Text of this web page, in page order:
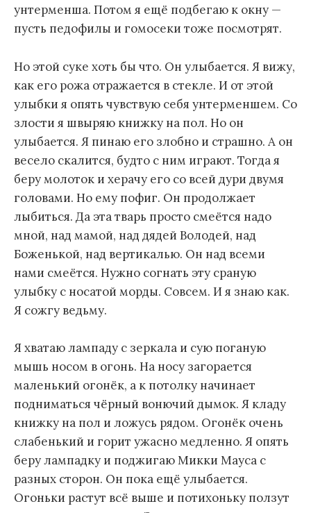
унтерменша. Потом я ещё подбегаю к окну —
пусть педофилы и гомосеки тоже посмотрят.
Но этой суке хоть бы что. Он улыбается. Я вижу,
как его рожа отражается в стекле. И от этой
улыбки я опять чувствую себя унтерменшем. Со
злости я швыряю книжку на пол. Но он
улыбается. Я пинаю его злобно и страшно. А он
весело скалится, будто с ним играют. Тогда я
беру молоток и херачу его со всей дури двумя
головами. Но ему пофиг. Он продолжает
лыбиться. Да эта тварь просто смеётся надо
мной, над мамой, над дядей Володей, над
Боженькой, над вертикалью. Он над всеми
нами смеётся. Нужно согнать эту сраную
улыбку с носатой морды. Совсем. И я знаю как.
Я сожгу ведьму.
Я хватаю лампаду с зеркала и сую поганую
мышь носом в огонь. На носу загорается
маленький огонёк, а к потолку начинает
подниматься чёрный вонючий дымок. Я кладу
книжку на пол и ложусь рядом. Огонёк очень
слабенький и горит ужасно медленно. Я опять
беру лампадку и поджигаю Микки Мауса с
разных сторон. Он пока ещё улыбается.
Огоньки растут всё выше и потихоньку ползут